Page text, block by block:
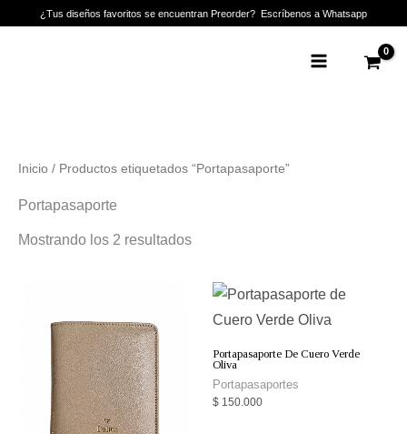
¿Tus diseños favoritos se encuentran Preorder? Escríbenos a Whatsapp
Inicio / Productos etiquetados “Portapasaporte”
Portapasaporte
Mostrando los 2 resultados
Portapasaporte De Cuero Verde
Oliva
Portapasaportes
$ 150.000